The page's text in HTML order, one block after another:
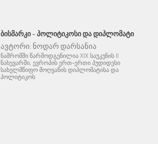
ᲑᲘᲡᲛᲐᲠᲙᲘ - ᲞᲝᲚᲘᲢᲘᲙᲝᲡᲘ ᲓᲐ ᲓᲘᲞᲚᲝᲛᲐᲢᲘ
ავტორი: ნოდარ დარსანია
ნაშრომში წარმოდგენილია XIX საუკუნის II
ნახევარში, ევროპის ერთ-ერთი პუდიდესი
სახელმწიფო მოღვაწის დიპლომატისა და
პოლიტიკოს